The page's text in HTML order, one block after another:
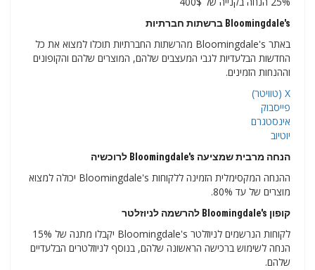
Bloomingdale's ברשתות חברתיות
באתר Bloomingdale's מהרשתות החברתיות תוכלו למצוא את כל
החדשות הבלעדיות לגבי המעצבים שלהם, המוצרים שלהם והקופונים
וההנחות הזמינים.
X (טוויטר)
פייסבוק
אינסטגרם
יוטיוב
הנחה מרבית שמציעה Bloomingdale's לרוכשיה
ההנחה המקסימלית הזמינה ללקוחות Bloomingdale's יכולה למצוא
מוצרים של עד 80%.
קופון Bloomingdale's להרשמה לניוזלטר
לקוחות הנרשמים לניוזלטר Bloomingdale's יקבלו מתנה של 15%
הנחה לשימוש ברכישה הראשונה שלהם, בנוסף לניוזלטרים הבלעדיים
שלהם.